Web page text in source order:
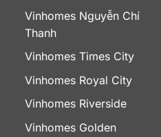
Vinhomes Nguyễn Chí
Thanh
Vinhomes Times City
Vinhomes Royal City
Vinhomes Riverside
Vinhomes Golden